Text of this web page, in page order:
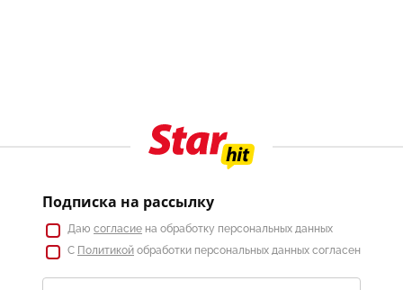
Подписка на рассылку
Даю согласие на обработку персональных данных
С Политикой обработки персональных данных согласен